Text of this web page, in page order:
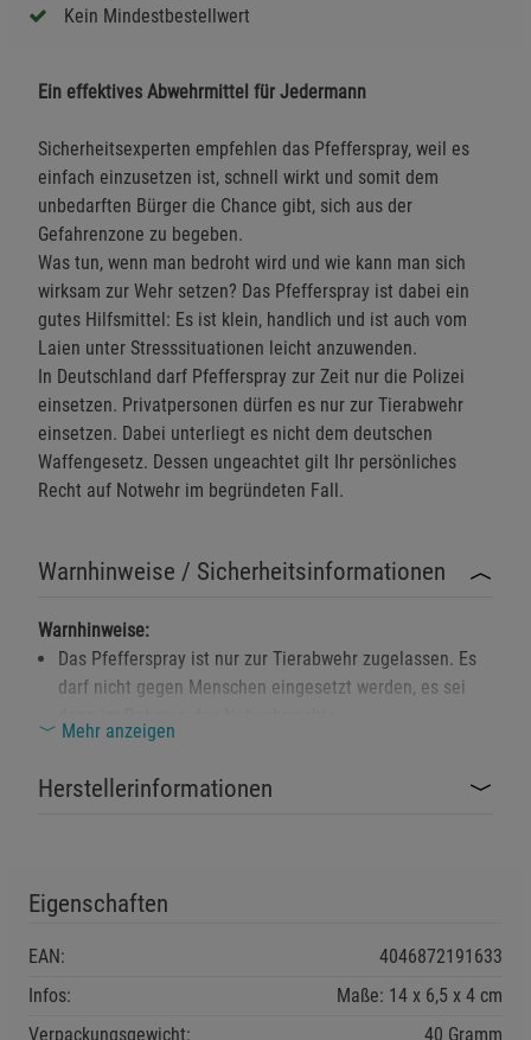
Kein Mindestbestellwert
Ein effektives Abwehrmittel für Jedermann
Sicherheitsexperten empfehlen das Pfefferspray, weil es
einfach einzusetzen ist, schnell wirkt und somit dem
unbedarften Bürger die Chance gibt, sich aus der
Gefahrenzone zu begeben.
Was tun, wenn man bedroht wird und wie kann man sich
wirksam zur Wehr setzen? Das Pfefferspray ist dabei ein
gutes Hilfsmittel: Es ist klein, handlich und ist auch vom
Laien unter Stresssituationen leicht anzuwenden.
In Deutschland darf Pfefferspray zur Zeit nur die Polizei
einsetzen. Privatpersonen dürfen es nur zur Tierabwehr
einsetzen. Dabei unterliegt es nicht dem deutschen
Waffengesetz. Dessen ungeachtet gilt Ihr persönliches
Recht auf Notwehr im begründeten Fall.
Warnhinweise / Sicherheitsinformationen
Warnhinweise:
Das Pfefferspray ist nur zur Tierabwehr zugelassen. Es
darf nicht gegen Menschen eingesetzt werden, es sei
Reichweite von Kindern auf.
Temperaturen über 50°C schützen. Nicht durchstechen
Mehr anzeigen
Herstellerinformationen
Eigenschaften
EAN:
4046872191633
Infos:
Maße: 14 x 6,5 x 4 cm
Verpackungsgewicht:
40 Gramm